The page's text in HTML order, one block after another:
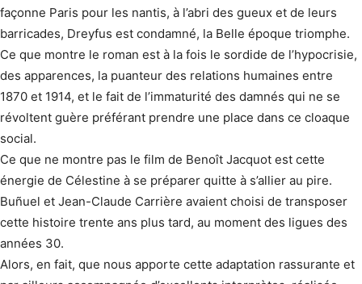
façonne Paris pour les nantis, à l’abri des gueux et de leurs
barricades, Dreyfus est condamné, la Belle époque triomphe.
Ce que montre le roman est à la fois le sordide de l’hypocrisie,
des apparences, la puanteur des relations humaines entre
1870 et 1914, et le fait de l’immaturité des damnés qui ne se
révoltent guère préférant prendre une place dans ce cloaque
social.
Ce que ne montre pas le film de Benoît Jacquot est cette
énergie de Célestine à se préparer quitte à s’allier au pire.
Buñuel et Jean-Claude Carrière avaient choisi de transposer
cette histoire trente ans plus tard, au moment des ligues des
années 30.
Alors, en fait, que nous apporte cette adaptation rassurante et